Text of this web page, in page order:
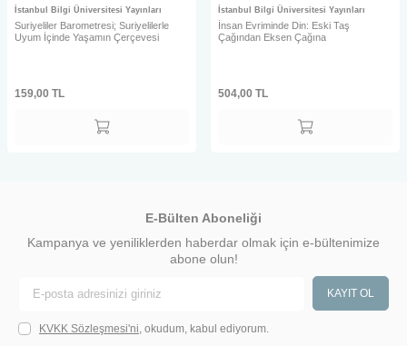
İstanbul Bilgi Üniversitesi Yayınları
Suriyeliler Barometresi; Suriyelilerle
Uyum İçinde Yaşamın Çerçevesi
159,00 TL
İstanbul Bilgi Üniversitesi Yayınları
İnsan Evriminde Din: Eski Taş
Çağından Eksen Çağına
504,00 TL
E-Bülten Aboneliği
Kampanya ve yeniliklerden haberdar olmak için e-bültenimize
abone olun!
KAYIT OL
KVKK Sözleşmesi'ni , okudum, kabul ediyorum.